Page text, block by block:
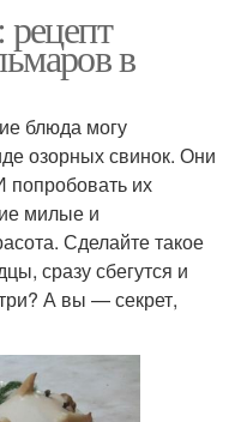
в
блюда могу
озорных свинок. Они
их
милые и
Сделайте такое
сразу сбегутся и
А вы — секрет,